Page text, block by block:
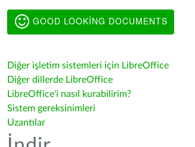
GOOD LOOKING DOCUMENTS
Diğer işletim sistemleri için LibreOffice
Diğer dillerde LibreOffice
LibreOffice'i nasıl kurabilirim?
Sistem gereksinimleri
Uzantılar